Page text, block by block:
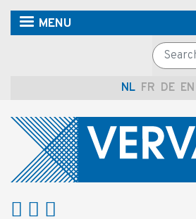
Overslaan
MENU
Search
NL FR DE EN